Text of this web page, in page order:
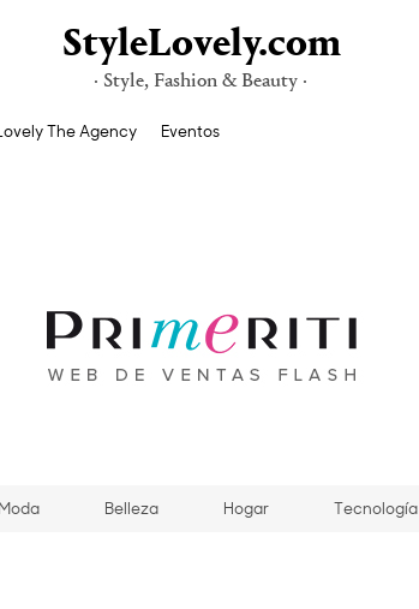
StyleLovely.com
· Style, Fashion & Beauty ·
The Agency Eventos
Moda Belleza Hogar Tecnología